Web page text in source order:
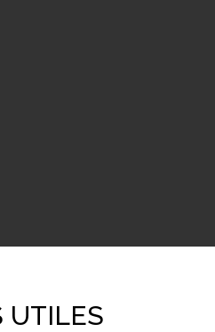
UTILES